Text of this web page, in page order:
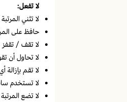
لا تفعل:
لا تثني
حافظ على
لا تقف / تقفز
لا تحاول أن
لا تقم
لا تستخدم
لا تضع